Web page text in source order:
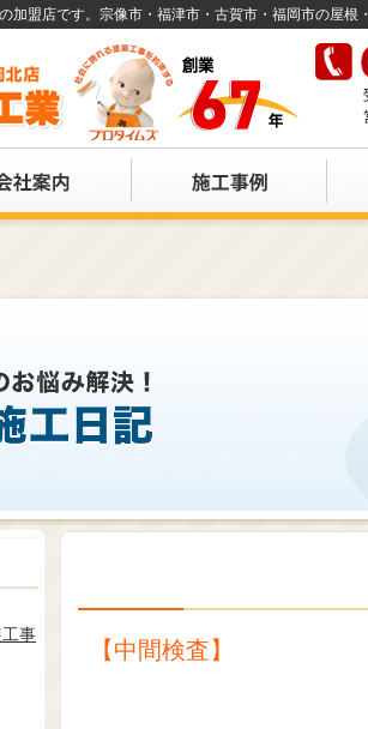
加盟店です。宗像市・福津市・古賀市・福岡市の屋根
【中間検査】
事